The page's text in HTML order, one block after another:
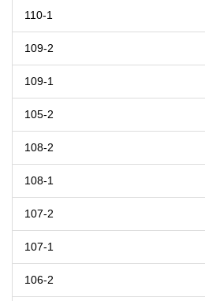
110-1
109-2
109-1
105-2
108-2
108-1
107-2
107-1
106-2